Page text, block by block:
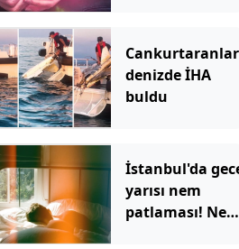
Cankurtaranlar
denizde İHA
buldu
İstanbul'da
yarısı nem
patlaması! Nem